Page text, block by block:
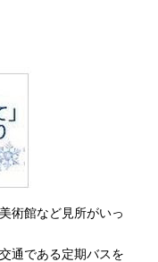
術館など見所がいっ
通である定期バスを